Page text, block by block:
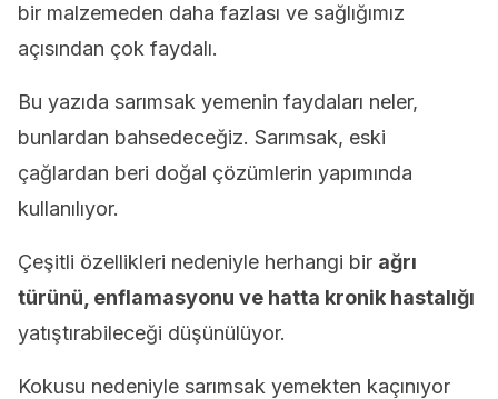
bir malzemeden daha fazlası ve sağlığımız
açısından çok faydalı.
Bu yazıda sarımsak yemenin faydaları neler,
bunlardan bahsedeceğiz. Sarımsak, eski
çağlardan beri doğal çözümlerin yapımında
kullanılıyor.
Çeşitli özellikleri nedeniyle herhangi bir ağrı
türünü, enflamasyonu ve hatta kronik hastalığı
yatıştırabileceği düşünülüyor.
Kokusu nedeniyle sarımsak yemekten kaçınıyor